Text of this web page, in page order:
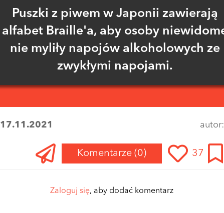
Puszki z piwem w Japonii zawierają
alfabet Braille'a, aby osoby
nie myliły napojów alkoholowych ze
zwykłymi napojami.
17.11.2021
Komentarze (0) 37
Zaloguj się, aby dodać komentarz